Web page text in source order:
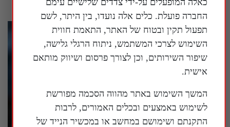
כאלה המופעלים על-ידי צדדים שלישיים עימם
החברה פועלת. כלים אלה נועדו, בין היתר, לשם
תפעול תקין ובטוח של האתר, התאמת חווית
השימוש לצרכי המשתמש, ניתוח הרגלי גלישה,
שיפור השירותים, וכן לצורך פרסום ושיווק מותאם
אישית.
המשך השימוש באתר מהווה הסכמה מפורשת
לשימוש באמצעים ובכלים האמורים, לרבות
התקנתם ושימושם במחשב או במכשיר הנייד של